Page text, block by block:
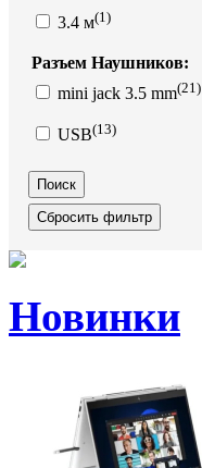
3.4 м(1)
Разъем Наушников:
mini jack 3.5 mm(21)
USB(13)
Новинки